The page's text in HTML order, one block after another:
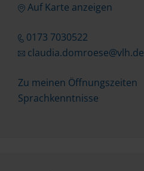
Auf Karte anzeigen
0173 7030522
claudia.domroese@vlh.de
Zu meinen Öffnungszeiten
Sprachkenntnisse